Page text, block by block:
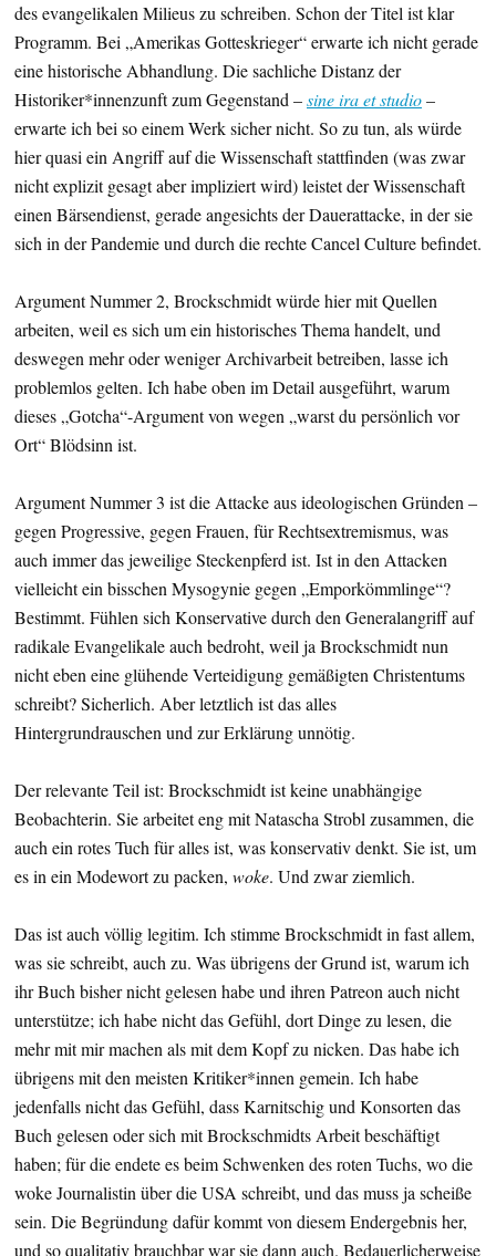
des evangelikalen Milieus zu schreiben. Schon der Titel ist klar
Programm. Bei „Amerikas Gotteskrieger“ erwarte ich nicht gerade
eine historische Abhandlung. Die sachliche Distanz der
Historiker*innenzunft zum Gegenstand –sine ira et studio–
erwarte ich bei so einem Werk sicher nicht. So zu tun, als würde
hier quasi ein Angriff auf die Wissenschaft stattfinden (was zwar
nicht explizit gesagt aber impliziert wird) leistet der Wissenschaft
einen Bärsendienst, gerade angesichts der Dauerattacke, in der sie
sich in der Pandemie und durch die rechte Cancel Culture befindet.
Argument Nummer 2, Brockschmidt würde hier mit Quellen
arbeiten, weil es sich um ein historisches Thema handelt, und
deswegen mehr oder weniger Archivarbeit betreiben, lasse ich
problemlos gelten. Ich habe oben im Detail ausgeführt, warum
dieses „Gotcha“-Argument von wegen „warst du persönlich vor
Ort“ Blödsinn ist.
Argument Nummer 3 ist die Attacke aus ideologischen Gründen –
gegen Progressive, gegen Frauen, für Rechtsextremismus, was
auch immer das jeweilige Steckenpferd ist. Ist in den Attacken
vielleicht ein bisschen Mysogynie gegen „Emporkömmlinge“?
Bestimmt. Fühlen sich Konservative durch den Generalangriff auf
radikale Evangelikale auch bedroht, weil ja Brockschmidt nun
nicht eben eine glühende Verteidigung gemäßigten Christentums
schreibt? Sicherlich. Aber letztlich ist das alles
Hintergrundrauschen und zur Erklärung unnötig.
Der relevante Teil ist: Brockschmidt ist keine unabhängige
Beobachterin. Sie arbeitet eng mit Natascha Strobl zusammen, die
auch ein rotes Tuch für alles ist, was konservativ denkt. Sie ist, um
es in ein Modewort zu packen, woke. Und zwar ziemlich.
Das ist auch völlig legitim. Ich stimme Brockschmidt in fast allem,
was sie schreibt, auch zu. Was übrigens der Grund ist, warum ich
ihr Buch bisher nicht gelesen habe und ihren Patreon auch nicht
unterstütze; ich habe nicht das Gefühl, dort Dinge zu lesen, die
mehr mit mir machen als mit dem Kopf zu nicken. Das habe ich
übrigens mit den meisten Kritiker*innen gemein. Ich habe
jedenfalls nicht das Gefühl, dass Karnitschig und Konsorten das
Buch gelesen oder sich mit Brockschmidts Arbeit beschäftigt
haben; für die endete es beim Schwenken des roten Tuchs, wo die
woke Journalistin über die USA schreibt, und das muss ja scheiße
sein. Die Begründung dafür kommt von diesem Endergebnis her,
und so qualitativ brauchbar war sie dann auch. Bedauerlicherweise